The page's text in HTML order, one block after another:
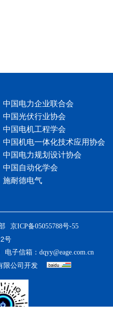
中国电力企业联合会
中国光伏行业协会
中国电机工程学会
中国机电一体化技术应用协会
中国电力规划设计协会
中国自动化学会
施耐德电气
京ICP备05055788号-55
号
电子信箱： dqyy@eage.com.cn
限公司 开发